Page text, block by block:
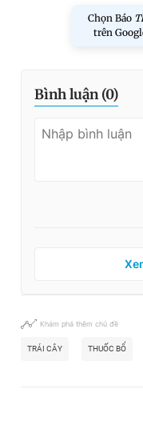
Chọn Báo
trên
Bình luận (0)
Khám phá thêm chủ đề
TRÁI CÂY THUỐC BỔ